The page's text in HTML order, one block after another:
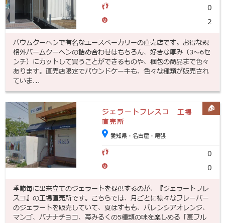
0
2
バウムクーヘンで有名なエースベーカリーの直売店です。お得な規
格外バームクーヘンの詰め合わせはもちろん、好きな厚み（3～6セ
ンチ）にカットして買うことができるものや、梱包の商品まで色々
あります。直売店限定でパウンドケーキも、色々な種類が販売され
ていま...
ジェラートフレスコ 工場
直売所
愛知県・名古屋・尾張
0
0
季節毎に出来立てのジェラートを提供するのが、『ジェラートフレ
スコ』の工場直売所です。こちらでは、月ごとに様々なフレーバー
のジェラートを販売していて、夏はすもも、バレンシアオレンジ、
マンゴ、バナナチョコ、苺みるくの5種類の味を楽しめる「夏フル